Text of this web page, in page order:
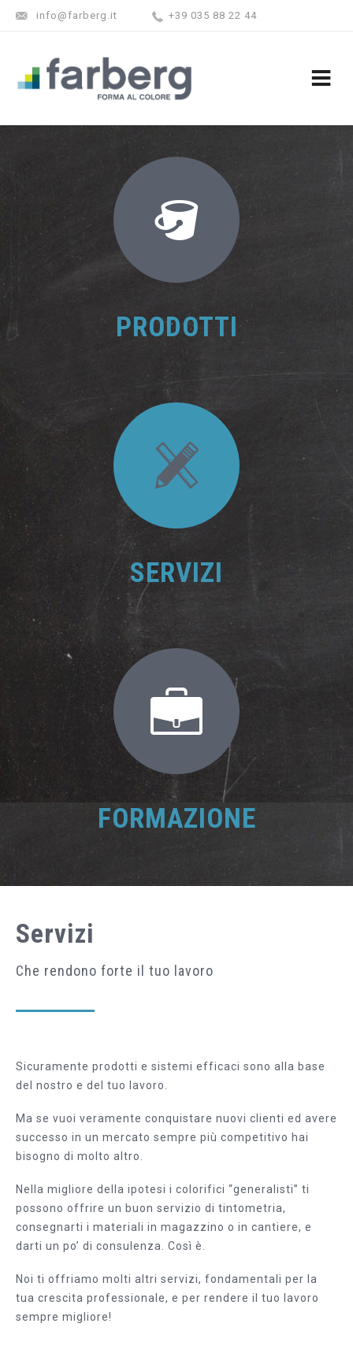
info@farberg.it +39 035 88 22 44
PRODOTTI
SERVIZI
FORMAZIONE
Servizi
Che rendono forte il tuo lavoro
Sicuramente prodotti e sistemi efficaci sono alla base
del nostro e del tuo lavoro.
Ma se vuoi veramente conquistare nuovi clienti ed avere
successo in un mercato sempre più competitivo hai
bisogno di molto altro.
Nella migliore della ipotesi i colorifici “generalisti” ti
possono offrire un buon servizio di tintometria,
consegnarti i materiali in magazzino o in cantiere, e
darti un po’ di consulenza. Così è.
Noi ti offriamo molti altri servizi, fondamentali per la
tua crescita professionale, e per rendere il tuo lavoro
sempre migliore!